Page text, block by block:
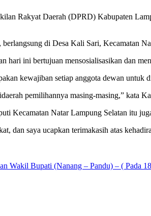
Daerah (DPRD) Kabupaten
di Desa Kali Sari, Kecamatan
hari ini bertujuan mensosialisasikan dan
kewajiban setiap anggota dewan untuk
pemilihannya masing-masing,” kata
Kecamatan Natar Lampung Selatan itu
dan saya ucapkan terimakasih atas
Wakil Bupati (Nanang – Pandu) – ( Pada